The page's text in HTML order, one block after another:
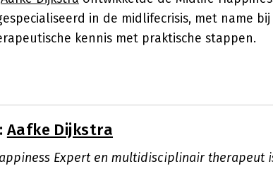
in de midlifecrisis, met name
kennis met praktische stappen.
Aafke Dijkstra
Expert en multidisciplinair therapeut